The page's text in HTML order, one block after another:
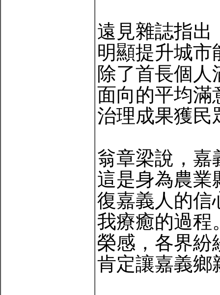
遠見雜誌指出
明顯提升城市
除了首長個
面向的平均滿
治理成果獲民
翁章梁說，嘉
這是身為農業
復嘉義人的信
我療癒的過程
榮感，各界紛
肯定讓嘉義鄉